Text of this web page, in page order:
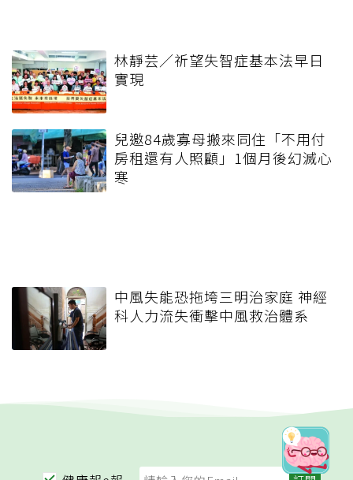
林靜芸／祈望失智症基本法早日
實現
兒邀84歲寡母搬來同住「不用付
房租還有人照顧」1個月後幻滅心
寒
中風失能恐拖垮三明治家庭 神經
科人力流失衝擊中風救治體系